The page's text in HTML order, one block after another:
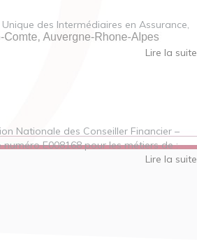
des Intermédiaires en Assurance,
Lire la suite
Nationale des Conseiller Financier –
E008168 pour les métiers de :
Lire la suite